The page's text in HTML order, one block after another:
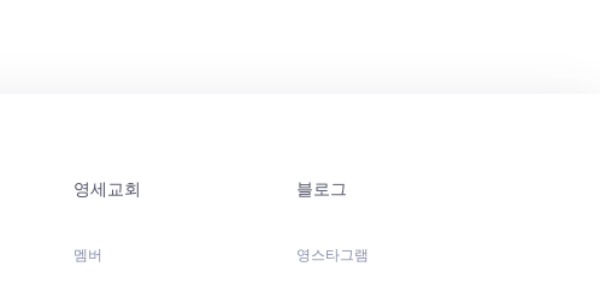
영세교회
멤버
블로그
영스타그램